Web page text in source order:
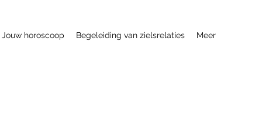
Jouw horoscoop Begeleiding van zielsrelaties Meer